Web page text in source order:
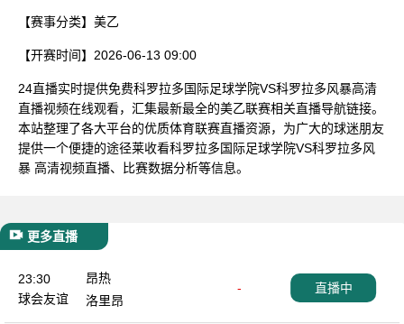
【赛事分类】 美乙
【开赛时间】 2026-06-13 09:00
24直播实时提供免费科罗拉多国际足球学院VS科罗拉多风暴高清
直播视频在线观看，汇集最新最全的美乙联赛相关直播导航链接。
本站整理了各大平台的优质体育联赛直播资源，为广大的球迷朋友
提供一个便捷的途径莱收看科罗拉多国际足球学院VS科罗拉多风
暴 高清视频直播、比赛数据分析等信息。
更多直播
23:30
球会友谊
昂热
-
洛里昂
直播中